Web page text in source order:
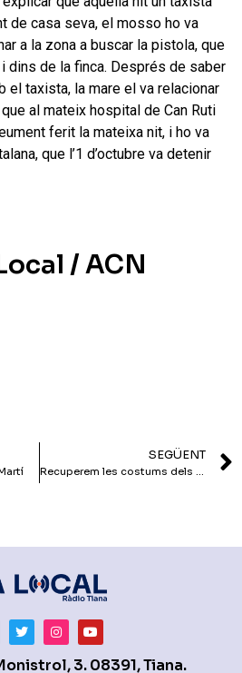
de casa seva, el mosso ho va
a la zona a buscar la pistola, que
dins de la finca. Després de saber
el taxista, la mare el va relacionar
al mateix hospital de Can Ruti
ferit la mateixa nit, i ho va
que l’1 d’octubre va detenir
/ ACN
SEGÜENT
3. 08391, Tiana.